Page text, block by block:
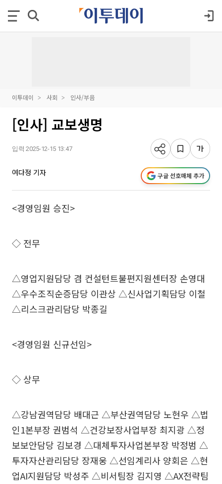
이투데이 사회 인사/부음
[인사] 교보생명
입력 2025-12-15 13:47
여다정 기자 구글 선호매체 추가
<경영임원 승진>
◇ 전무
△영업지원담당 겸 컨설턴트불편지원센터장 손영대
△우수조직순증담당 이관상 △신사업기획담당 이철
△리스크관리담당 박종길
<경영임원 신규선임>
◇ 상무
△강남권역담당 배대근 △부산권역담당 노현우 △법
인1본부장 권범석 △건강보장사업부장 최지광 △정
보보안담당 김보경 △대체투자사업본부장 박정범 △
투자자산관리담당 장재웅 △선임계리사 양회은 △현
업AI지원담당 박성주 △비서팀장 김지영 △AX전략팀